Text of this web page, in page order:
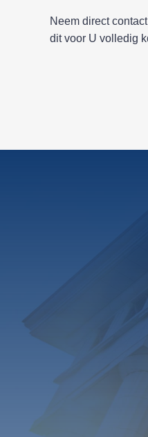
Neem direct
dit voor U volledig